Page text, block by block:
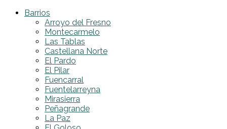
Barrios
Arroyo del Fresno
Montecarmelo
Las Tablas
Castellana Norte
El Pardo
El Pilar
Fuencarral
Fuentelarreyna
Mirasierra
Peñagrande
La Paz